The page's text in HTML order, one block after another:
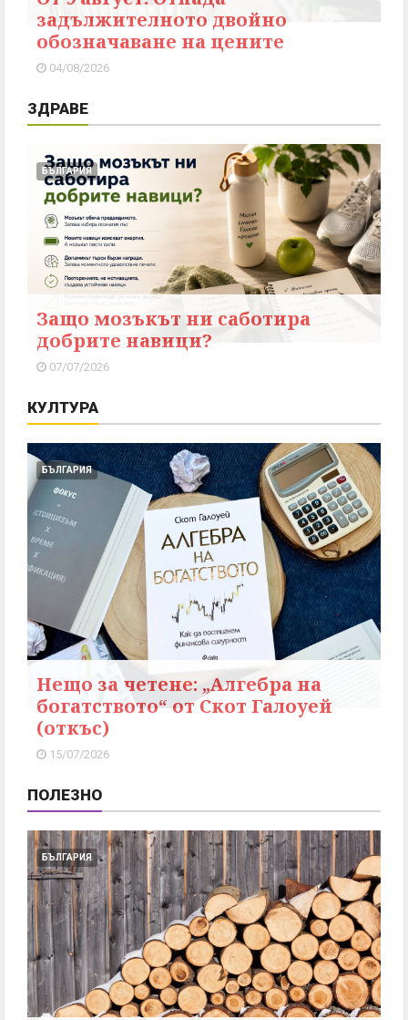
задължителното двойно
обозначаване на цените
04/08/2026
ЗДРАВЕ
БЪЛГАРИЯ
Защо мозъкът ни саботира
добрите навици?
07/07/2026
КУЛТУРА
БЪЛГАРИЯ
Нещо за четене: „Алгебра на
богатството“ от Скот Галоуей
(откъс)
15/07/2026
ПОЛЕЗНО
БЪЛГАРИЯ